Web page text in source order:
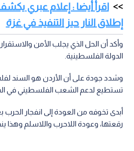
اقرأ أيضا : إعلام عبري
إطلاق النار حيز التنفيذ في غزة
وأكد أن الحل الذي يجلب الأمن
الدولة الفلسطينية.
وشدد جودة على أن الأردن هو السند
تستطيع لدعم الشعب الفلسطيني في
أبدى تخوفه من العودة إلى انفجار الحرب
رقعتها، وعودة اللاحرب واللاسلم وهذا